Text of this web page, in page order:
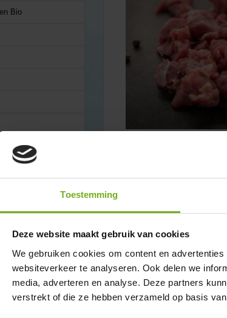
Toestemming
Deze website maakt gebruik van cookies
We gebruiken cookies om content en
websiteverkeer te analyseren. Ook delen we
media, adverteren en analyse. Deze partners
verstrekt of die ze hebben verzameld op basis
Bio
✔ Ambachtelijk sinds 1924
✔ Rechtstreeks van de boer
✔ Lees goed de bezorg info:
Omschrijving
Biologisch